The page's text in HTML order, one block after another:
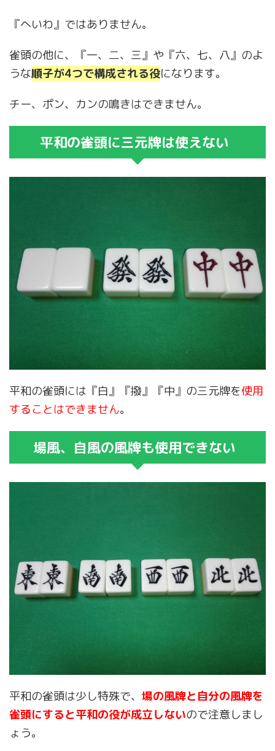
『へいわ』ではありません。
雀頭の他に、『一、二、三』や『六、七、八』のよ
うな順子が4つで構成される役になります。
チー、ポン、カンの鳴きはできません。
平和の雀頭に三元牌は使えない
平和の雀頭には『白』『撥』『中』の三元牌を使用
することはできません。
場風、自風の風牌も使用できない
平和の雀頭は少し特殊で、 場の風牌と自分の風牌を
雀頭にすると平和の役が成立しないので注意しまし
ょう。